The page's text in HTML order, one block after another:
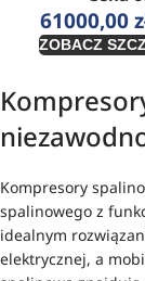
61000,00
ZOBACZ
Kompresory
spalinowego z
idealnym
elektrycznej, a